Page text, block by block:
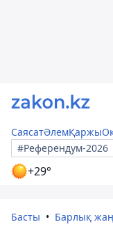
СаясатӘлемҚаржы
#Референдум-2026
+29°
Басты Барлық